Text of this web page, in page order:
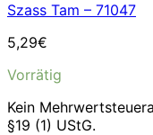
Szass Tam – 71047
5,29€
Vorrätig
Kein
§19 (1) UStG.